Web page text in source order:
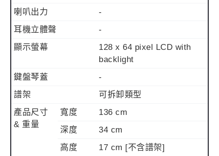
喇叭出力
-
耳機立體聲
-
顯示螢幕
128 x 64 pixel LCD with
backlight
鍵盤琴蓋
-
譜架
可拆卸類型
產品尺寸
& 重量
寬度
136 cm
深度
34 cm
高度
17 cm [不含譜架]